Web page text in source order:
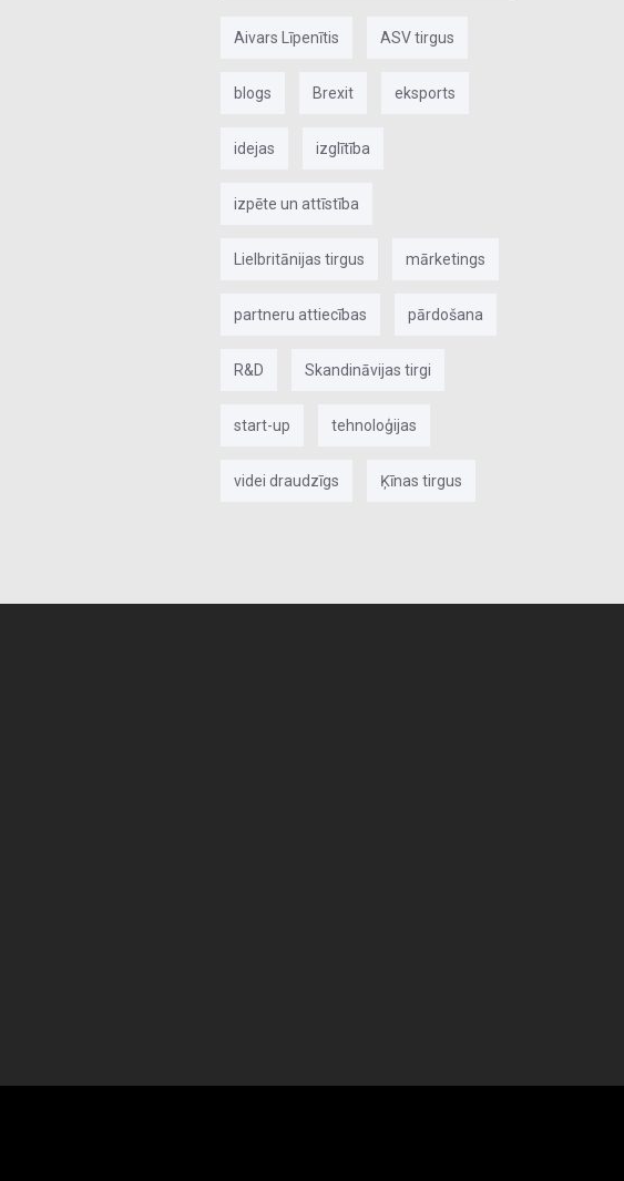
Aivars Līpenītis ASV tirgus
blogs Brexit eksports
idejas izglītība
izpēte un attīstība
Lielbritānijas tirgus mārketings
partneru attiecības pārdošana
R&D Skandināvijas tirgi
start-up tehnoloģijas
videi draudzīgs Ķīnas tirgus